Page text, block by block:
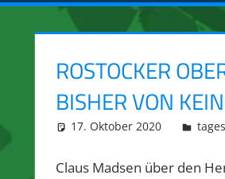
ROSTOCKER
BISHER VON
17. Oktober 2020
Claus Madsen über den